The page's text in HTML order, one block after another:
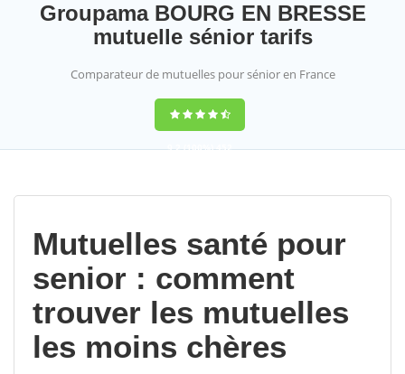
Groupama BOURG EN BRESSE
mutuelle sénior tarifs
Comparateur de mutuelles pour sénior en France
9,2(100%)452
Mutuelles santé pour
senior : comment
trouver les mutuelles
les moins chères